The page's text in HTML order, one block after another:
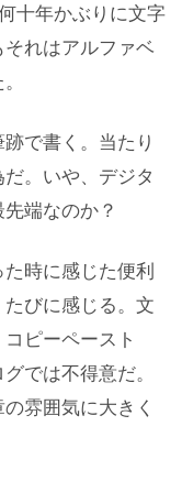
十年かぶりに文字
れはアルファベ
で書く。当たり
。いや、デジタ
端なのか？
時に感じた便利
びに感じる。文
ピーペースト
では不得意だ。
雰囲気に大きく